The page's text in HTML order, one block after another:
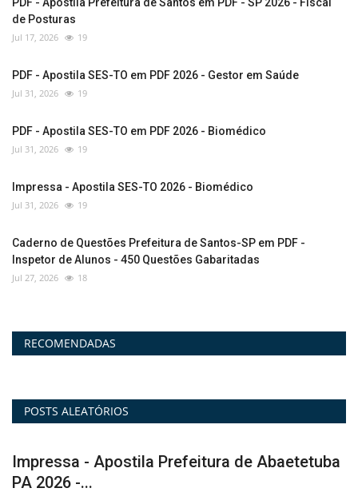
de Posturas
Jul 17, 2026 19
PDF - Apostila SES-TO em PDF 2026 - Gestor em Saúde
Jul 31, 2026 19
PDF - Apostila SES-TO em PDF 2026 - Biomédico
Jul 31, 2026 19
Impressa - Apostila SES-TO 2026 - Biomédico
Jul 31, 2026 19
Caderno de Questões Prefeitura de Santos-SP em PDF -
Inspetor de Alunos - 450 Questões Gabaritadas
Jul 27, 2026 18
RECOMENDADAS
POSTS ALEATÓRIOS
Vídeo Aulas - Curso Transpetro - Manutenção
- Eletrônica